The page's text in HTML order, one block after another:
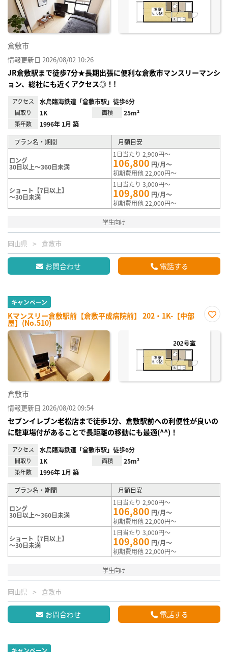
倉敷市
情報更新日 2026/08/02 10:26
JR倉敷駅まで徒歩7分★長期出張に便利な倉敷市マンスリーマンシ
ョン、総社にも近くアクセス◎！!
アクセス 水島臨海鉄道「倉敷市駅」徒歩6分
間取り 1K 面積 25m²
築年数 1996年 1月 築
プラン名・期間 月額目安
ロング
30日以上～360日未満
1日当たり 2,900円～
106,800 円/月～
初期費用他 22,000円～
ショート【7日以上】
～30日未満
1日当たり 3,000円～
109,800 円/月～
初期費用他 22,000円～
学生向け
岡山県 倉敷市
お問合わせ 電話する
キャンペーン
Kマンスリー倉敷駅前【倉敷平成病院前】 202・1K-【中部
屋】(No.510)
に入
倉敷市
情報更新日 2026/08/02 09:54
セブンイレブン老松店まで徒歩1分、倉敷駅前への利便性が良いの
に駐車場付があることで長距離の移動にも最適(^^)！
アクセス 水島臨海鉄道「倉敷市駅」徒歩6分
間取り 1K 面積 25m²
築年数 1996年 1月 築
プラン名・期間 月額目安
ロング
30日以上～360日未満
1日当たり 2,900円～
106,800 円/月～
初期費用他 22,000円～
ショート【7日以上】
～30日未満
1日当たり 3,000円～
109,800 円/月～
初期費用他 22,000円～
学生向け
岡山県 倉敷市
お問合わせ 電話する
キャンペーン